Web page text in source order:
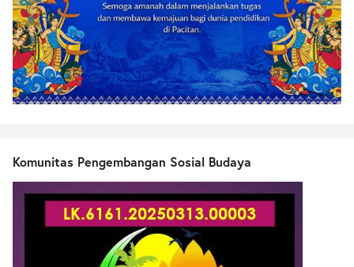
Komunitas Pengembangan Sosial Budaya